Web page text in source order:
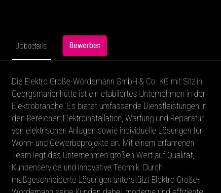
Jobdetails Bewerben
Die Elektro Große-Wördemann GmbH & Co. KG mit Sitz in
Georgsmarienhütte ist ein etabliertes Unternehmen in der
Elektrobranche. Es bietet umfassende Dienstleistungen in
den Bereichen Elektroinstallation, Wartung und Reparatur
von elektrischen Anlagen sowie individuelle Lösungen für
Wohn- und Gewerbeprojekte an. Mit einem erfahrenen
Team legt das Unternehmen großen Wert auf Qualität,
Kundenservice und innovative Technik. Durch
maßgeschneiderte Lösungen unterstützt Elektro Große-